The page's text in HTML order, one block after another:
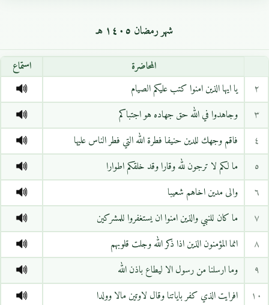
شهر رمضان ١٤٠٥ هـ
المحاضرة
استماع
٢
يا ايها الذين امنوا كتب عليكم الصيام
٣
وجاهدوا في الله حق جهاده هو اجتباكم
٤
فاقم وجهك للدين حنيفا فطرة الله التي فطر الناس عليها
٥
ما لكم لا ترجون لله وقارا وقد خلقكم اطوارا
٦
والى مدين اخاهم شعيبا
٧
ما كان للنبي والذين امنوا ان يستغفروا للمشركين
٨
انما المؤمنون الذين اذا ذكر الله وجلت قلوبهم
٩
وما ارسلنا من رسول الا ليطاع باذن الله
١٠
افرايت الذي كفر باياتنا وقال لاوتين مالا وولدا